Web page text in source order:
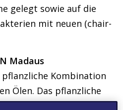
gelegt sowie auf die
mit neuen (chair-
N Madaus
Kombination
Ölen. Das pflanzliche
Salbei-,